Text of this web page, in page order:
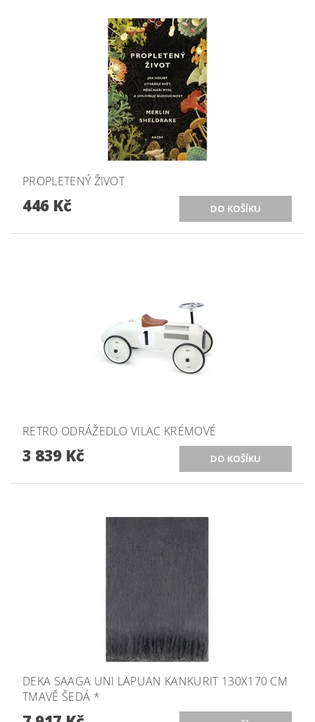
PROPLETENÝ ŽIVOT
446 Kč
RETRO ODRÁŽEDLO VILAC KRÉMOVÉ
3 839 Kč
DEKA SAAGA UNI LAPUAN KANKURIT 130X170 CM
TMAVĚ ŠEDÁ *